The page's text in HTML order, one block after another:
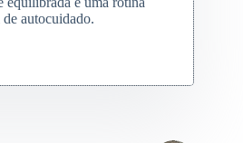
de autocuidado.